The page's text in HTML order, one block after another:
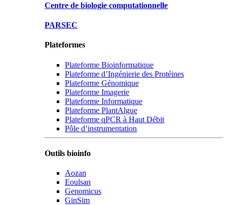
Centre de biologie computationnelle
PARSEC
Plateformes
Plateforme Bioinformatique
Plateforme d’Ingénierie des Protéines
Plateforme Génomique
Plateforme Imagerie
Plateforme Informatique
Plateforme PlantAlgue
Plateforme qPCR à Haut Débit
Pôle d’instrumentation
Outils bioinfo
Aozan
Eoulsan
Genomicus
GinSim